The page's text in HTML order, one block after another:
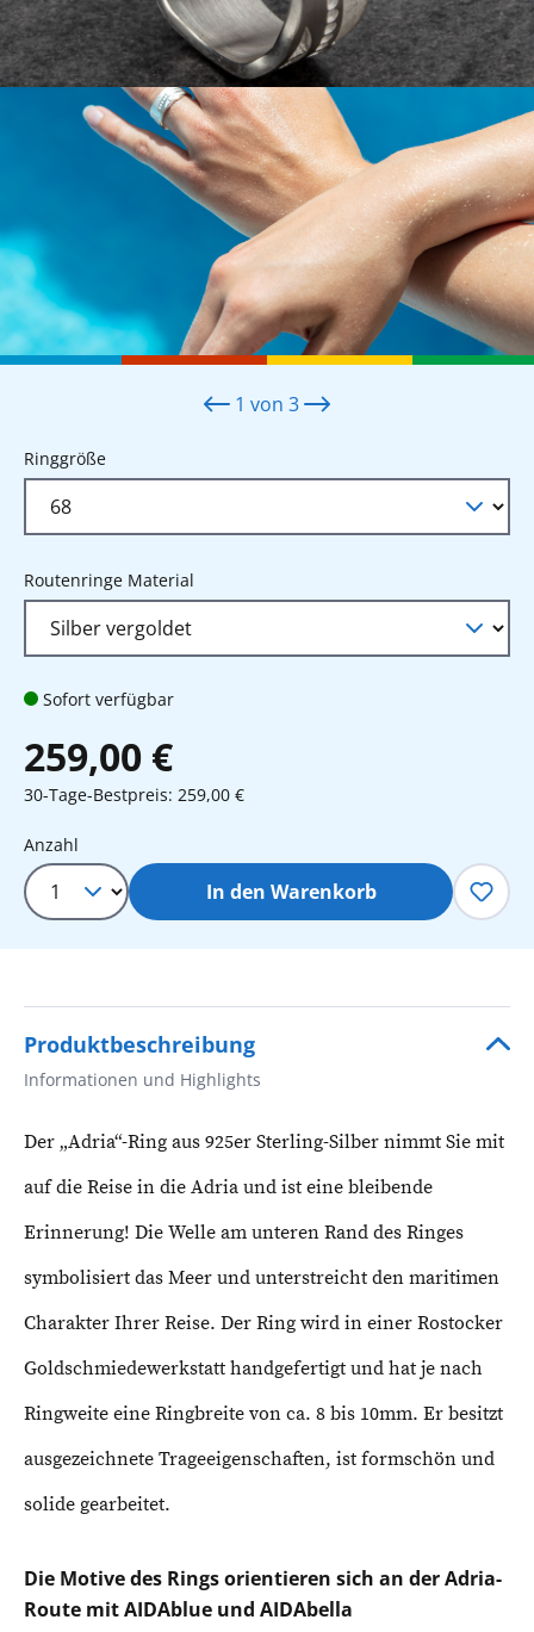
1 von 3
Ringgrößeauswählen
Routenringe Material
Sofort verfügbar
259,00 €
30-Tage-Bestpreis: 259,00 €
Produkt Anzahl: Gib den
Anzahl
In den Warenkorb
Produktbeschreibung
Informationen und Highlights
Der „Adria“-Ring aus 925er Sterling-Silber nimmt Sie mit
auf die Reise in die Adria und ist eine bleibende
Erinnerung! Die Welle am unteren Rand des Ringes
symbolisiert das Meer und unterstreicht den maritimen
Charakter Ihrer Reise. Der Ring wird in einer Rostocker
Goldschmiedewerkstatt handgefertigt und hat je nach
Ringweite eine Ringbreite von ca. 8 bis 10mm. Er besitzt
ausgezeichnete Trageeigenschaften, ist formschön und
solide gearbeitet.
Die Motive des Rings orientieren sich an der Adria-
Route mit AIDAblue und AIDAbella